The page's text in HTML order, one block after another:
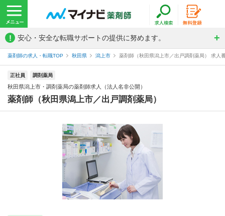
! 安心・安全な転職サポートの提供に努めます。
薬剤師の求人・転職TOP 秋田県 潟上市 薬剤師（秋田県潟上市／出戸調剤薬局） 求人
正社員 調剤薬局
秋田県潟上市・調剤薬局の薬剤師求人（法人名非公開）
薬剤師（秋田県潟上市／出戸調剤薬局）